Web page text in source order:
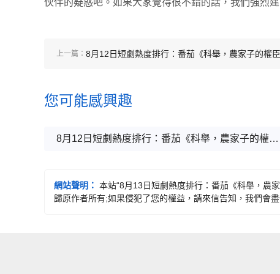
伙伴的疑惑吧。如果大家覺得很不錯的話，我們強烈
上一篇： 8月12日短劇熱度排行：番茄《科舉，農家子的權臣
您可能感興趣
8月12日短劇熱度排行：番茄《科舉，農家子的權臣之路》登頂第一
網站聲明： 本站“8月13日短劇熱度排行：番茄《科舉，農
歸原作者所有;如果侵犯了您的權益，請來信告知，我們會盡